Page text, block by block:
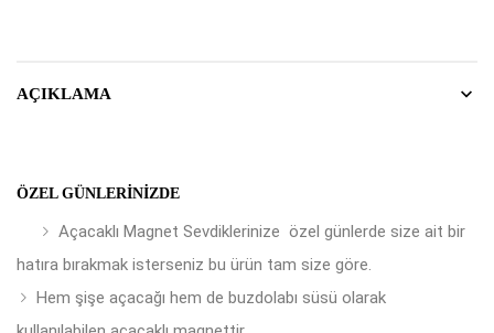
AÇIKLAMA
ÖZEL GÜNLERINIZDE
Açacaklı Magnet Sevdiklerinize özel günlerde size ait bir
hatıra bırakmak isterseniz bu ürün tam size göre.
Hem şişe açacağı hem de buzdolabı süsü olarak